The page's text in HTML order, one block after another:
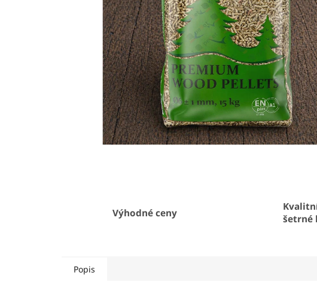
Výhodné ceny
šetrné
Popis